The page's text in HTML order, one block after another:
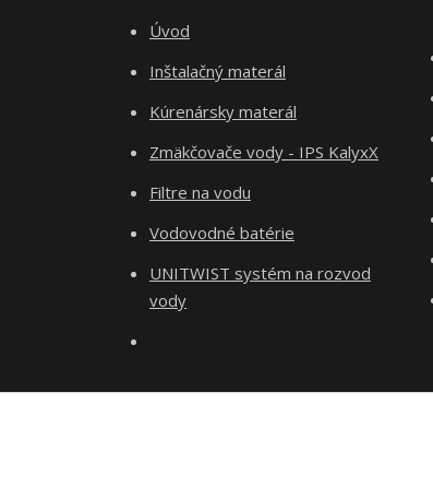
Úvod
Inštalačný materál
Kúrenársky materál
Zmäkčovače vody - IPS KalyxX
Filtre na vodu
Vodovodné batérie
UNITWIST systém na rozvod
vody